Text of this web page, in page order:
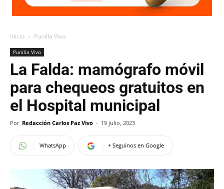
Inicio Punilla Vivo
Punilla Vivo
La Falda: mamógrafo móvil
para chequeos gratuitos en
el Hospital municipal
Por Redacción Carlos Paz Vivo - 19 julio, 2023
WhatsApp + Seguinos en Google